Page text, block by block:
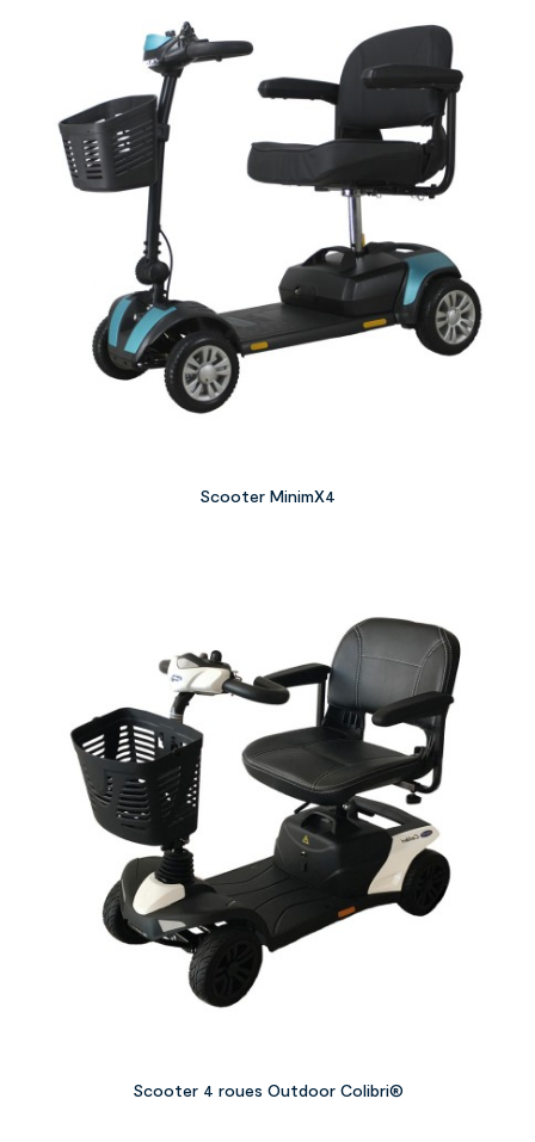
Scooter MinimX4
Scooter 4 roues Outdoor Colibri®